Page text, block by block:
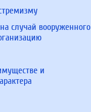
случай вооруженного
и